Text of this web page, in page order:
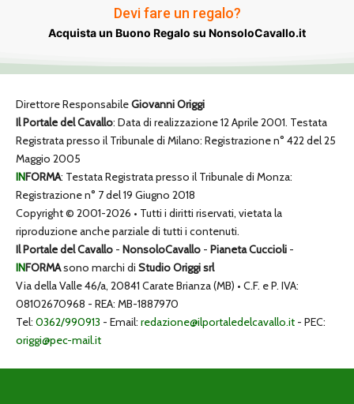
Devi fare un regalo?
Acquista un Buono Regalo su NonsoloCavallo.it
Direttore ResponsabileGiovanni Origgi
Il Portale del Cavallo: Data di realizzazione 12 Aprile 2001. Testata
Registrata presso il Tribunale di Milano: Registrazione n° 422 del 25
Maggio 2005
INFORMA: Testata Registrata presso il Tribunale di Monza:
Registrazione n° 7 del 19 Giugno 2018
Copyright © 2001-2026 • Tutti i diritti riservati, vietata la
riproduzione anche parziale di tutti i contenuti.
Il Portale del Cavallo - NonsoloCavallo - Pianeta Cuccioli -
INFORMAsono marchi di Studio Origgi srl
Via della Valle 46/a, 20841 Carate Brianza (MB) • C.F. e P. IVA:
08102670968 - REA: MB-1887970
Tel: 0362/990913 - Email: redazione@ilportaledelcavallo.it - PEC:
origgi@pec-mail.it